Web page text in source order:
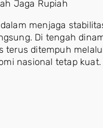
Jaga Rupiah
menjaga
Di tengah
terus ditempuh
nasional tetap kuat.